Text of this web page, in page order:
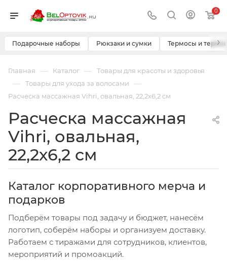
0
Подарочные наборы Рюкзаки и сумки Термосы и ›
Главная — Каталог — Товары для красоты и здоровья
— Товары для ухода за волосами —
Расческа массажная Vihri, овальная, 22,2х6,2 см
Расческа массажная
Vihri, овальная,
22,2х6,2 см
Каталог корпоративного мерча и
подарков
Подберём товары под задачу и бюджет, нанесём
логотип, соберём наборы и организуем доставку.
Работаем с тиражами для сотрудников, клиентов,
мероприятий и промоакций.